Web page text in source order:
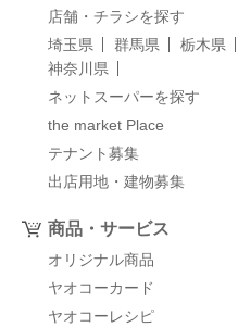
店舗・チラシを探す
埼玉県
群馬県 栃木県
神奈川県
ネットスーパーを探す
the market Place
テナント募集
出店用地・建物募集
商品・サービス
オリジナル商品
ヤオコーカード
ヤオコーレシピ